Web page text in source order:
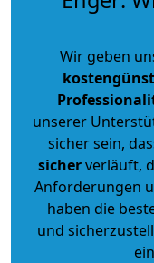
Wir geben
unserer
sicher sein,
sicherverläuft,
Anforderungen
haben die
und